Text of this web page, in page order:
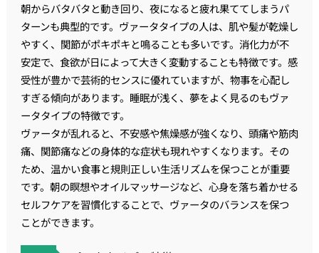
朝からバタバタと動き回り、夜になると疲れ果ててしまうパ
ターンも典型的です。ヴァータタイプの人は、肌や髪が乾燥し
やすく、関節がポキポキと鳴ることも多いです。消化力が不
安定で、食欲が日によって大きく変動することも特徴です。感
受性が豊かで芸術的センスに優れていますが、物事を心配し
すぎる傾向があります。睡眠が浅く、夢をよく見るのもヴァ
ータタイプの特徴です。
ヴァータが乱れると、不安感や焦燥感が強くなり、頭痛や筋肉
痛、関節痛などの身体的な症状も現れやすくなります。その
ため、温かい食事と規則正しい生活リズムを保つことが重要
です。朝の瞑想やオイルマッサージなど、心身を落ち着かせる
セルフケアを習慣化することで、ヴァータのバランスを保つ
ことができます。